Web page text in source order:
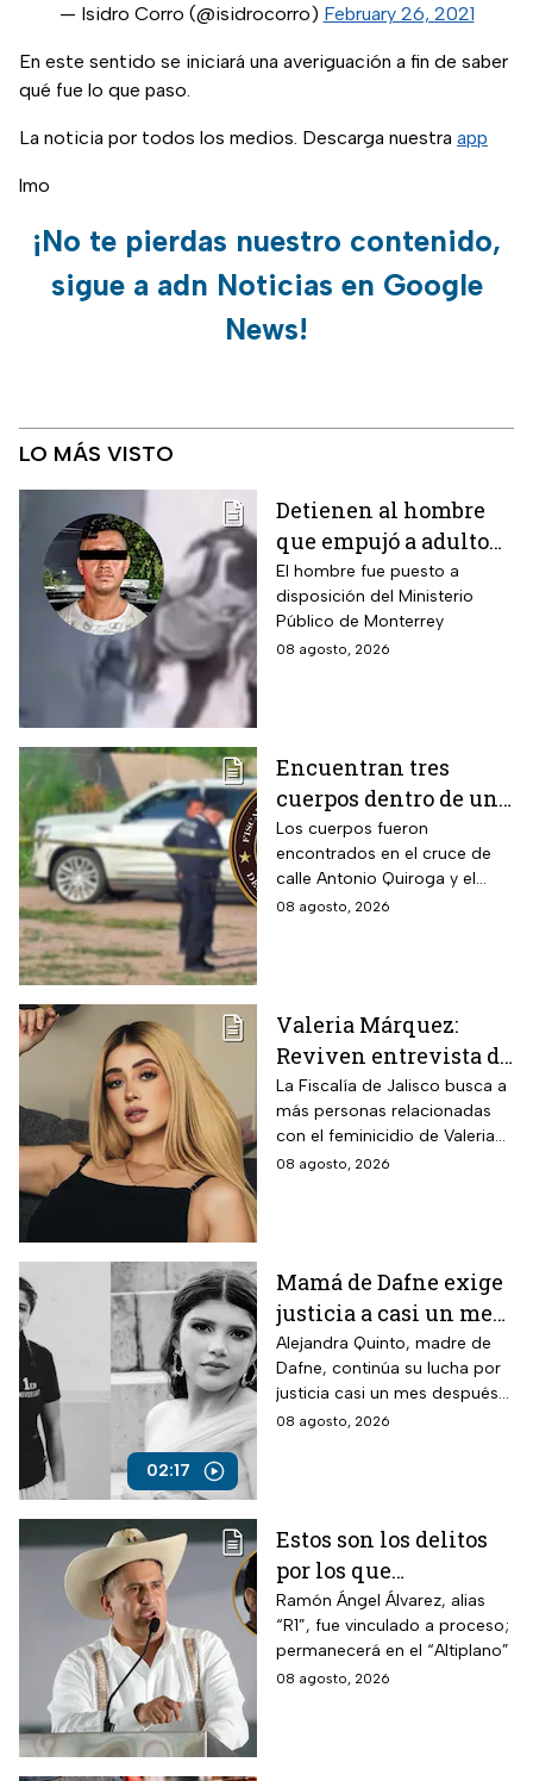
— Isidro Corro (@isidrocorro) February 26, 2021
En este sentido se iniciará una averiguación a fin de saber
qué fue lo que paso.
La noticia por todos los medios. Descarga nuestra app
lmo
¡No te pierdas nuestro contenido,
sigue a adn Noticias en Google
News!
LO MÁS VISTO
Detienen al hombre
que empujó a adulto
mayor frente a un
tráiler en Monterrey
El hombre fue puesto a
disposición del Ministerio
Público de Monterrey
08 agosto, 2026
Encuentran tres
cuerpos dentro de una
camioneta de lujo en
Hermosillo;
investigan posible
riña
Los cuerpos fueron
encontrados en el cruce de
calle Antonio Quiroga y el
Boulevard Camino del Serie
08 agosto, 2026
Valeria Márquez:
Reviven entrevista de
Vivian de la torre en
donde se deslindó del
feminicidio de su
amiga
La Fiscalía de Jalisco busca a
más personas relacionadas
con el feminicidio de Valeria
Márquez, mientras vuelve a
08 agosto, 2026
02:17
Mamá de Dafne exige
justicia a casi un mes
de la muerte de su hija
Alejandra Quinto, madre de
Dafne, continúa su lucha por
justicia casi un mes después
del fallecimiento de su hija.
08 agosto, 2026
Estos son los delitos
por los que
vincularon a proceso
al “R1″, presunto autor
intelectual del
asesinato de Carlos
Ramón Ángel Álvarez, alias
“R1”, fue vinculado a proceso;
permanecerá en el “Altiplano”
08 agosto, 2026